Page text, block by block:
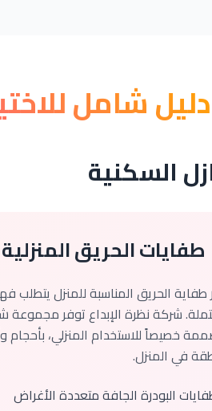
دليل شامل
السكنية
طفايات الحريق المنزلية
طفاية الحريق المناسبة للمنزل يتطلب
شركة نظرة الإبداع توفر
خصيصاً للاستخدام المنزلي،
في المنزل.
البودرة الجافة متعددة الأغراض